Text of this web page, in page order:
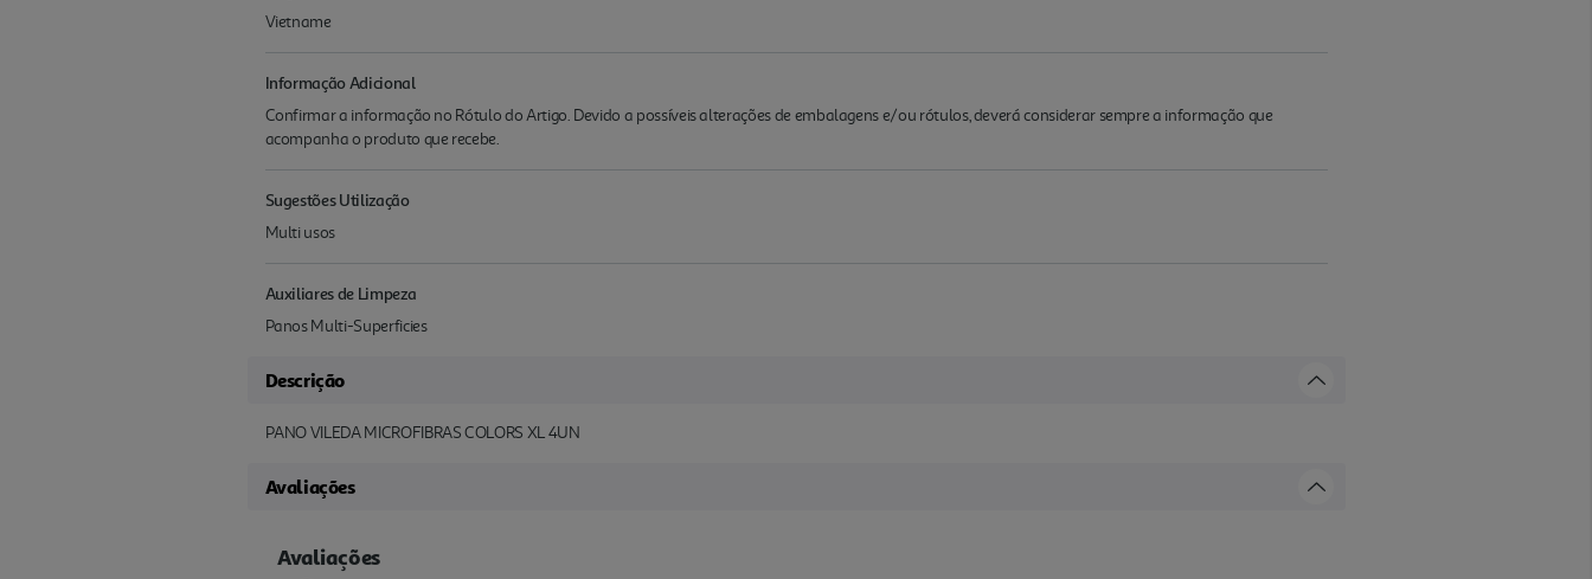
Vietname
Informação Adicional
Confirmar a informação no Rótulo do Artigo. Devido a possíveis alterações de embalagens e/ou rótulos, deverá considerar sempre a informação que
acompanha o produto que recebe.
Sugestões Utilização
Multi usos
Auxiliares de Limpeza
Panos Multi-Superficies
Descrição
PANO VILEDA MICROFIBRAS COLORS XL 4UN
Avaliações